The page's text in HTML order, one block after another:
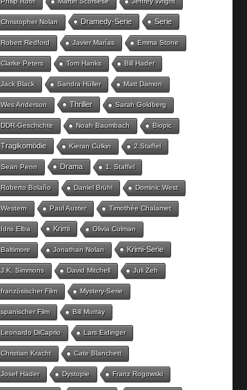
Christopher Nolan Dramedy-Serie Serie
Robert Redford Javier Marías Emma Stone
Clarke Peters Tom Hanks Bill Hader
Jack Black Sandra Hüller Matt Damon
Wes Anderson Thriller Sarah Goldberg
DDR-Geschichte Noah Baumbach Biopic
Tragikomödie Kieran Culkin 2.Staffel
Sean Penn Drama 1. Staffel
Roberto Bolaño Daniel Brühl Dominic West
Western Paul Auster Timothée Chalamet
Idris Elba Krimi Olivia Colman
Baltimore Jonathan Nolan Krimi-Serie
J.K. Simmons David Mitchell Juli Zeh
französischer Film Mystery-Serie
spanischer Film Bill Murray
Leonardo DiCaprio Lars Eidinger
Christian Kracht Cate Blanchett
Josef Hader Dystopie Franz Rogowski